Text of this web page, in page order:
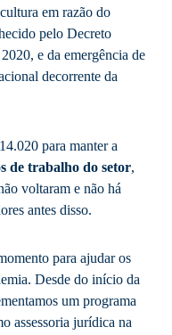
em razão do
pelo Decreto
e da emergência de
decorrente da
para manter a
de trabalho do setor,
voltaram e não há
antes disso.
para ajudar os
Desde do início da
um programa
assessoria jurídica na